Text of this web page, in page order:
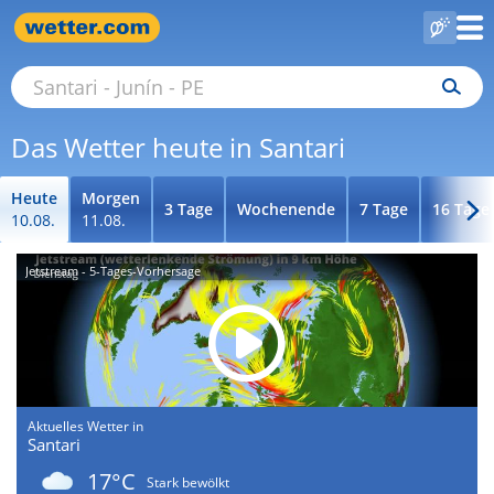
Das Wetter heute in Santari
Heute
10.08.
Morgen
11.08.
3 Tage Wochenende 7 Tage 16 Tage
Jetstream - 5-Tages-Vorhersage
Aktuelles Wetter in
Santari
17°C
Stark bewölkt